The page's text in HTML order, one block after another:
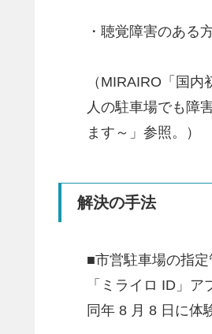
・聴覚障害のある
（MIRAIRO「国
人の駐車場でも障
ます～」参照。）
解決の手法
■市営駐車場の指
「ミライロ ID」
同年 8 月 8 日に体